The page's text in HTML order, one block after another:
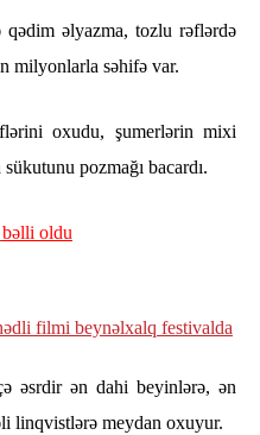
qədim əlyazma, tozlu rəflərdə
milyonlarla səhifə var.
oxudu, şumerlərin mixi
pozmağı bacardı.
bəlli oldu
filmi beynəlxalq festivalda
əsrdir ən dahi beyinlərə, ən
linqvistlərə meydan oxuyur.